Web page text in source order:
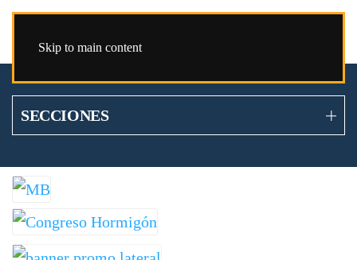
Skip to main content
SECCIONES